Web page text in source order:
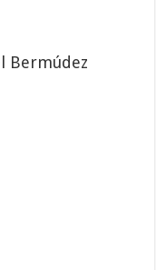
Bermúdez